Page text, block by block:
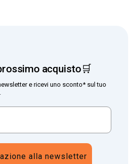
acquisto🛒
e ricevi uno sconto* sul tuo
alla newsletter